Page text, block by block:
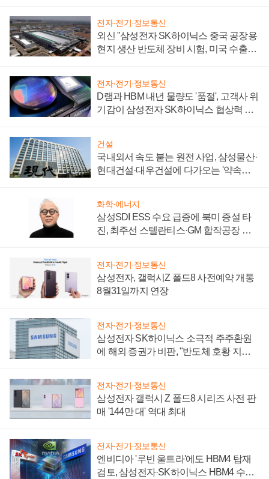
전자·전기·정보통신
외신 "삼성전자 SK하이닉스 중국 공장용
현지 생산 반도체 장비 시험, 미국 수출통
전자·전기·정보통신
D램과 HBM 내년 물량도 '품절', 고객사 위
기감이 삼성전자 SK하이닉스 협상력 더
건설
국내외서 속도 붙는 원전 사업, 삼성물산·
현대건설·대우건설에 다가오는 '약속의
화학·에너지
삼성SDI ESS 수요 급증에 북미 증설 타
진, 최주선 스텔란티스·GM 합작공장 건
전자·전기·정보통신
삼성전자, 갤럭시Z 폴드8 사전예약 개통
8월31일까지 연장
전자·전기·정보통신
삼성전자 SK하이닉스 소극적 주주환원
에 해외 증권가 비판, "반도체 호황 지속
전자·전기·정보통신
삼성전자 갤럭시 Z 폴드8 시리즈 사전 판
매 '144만 대' 역대 최대
전자·전기·정보통신
엔비디아 '루빈 울트라'에도 HBM4 탑재
검토, 삼성전자·SK하이닉스 HBM4 수율